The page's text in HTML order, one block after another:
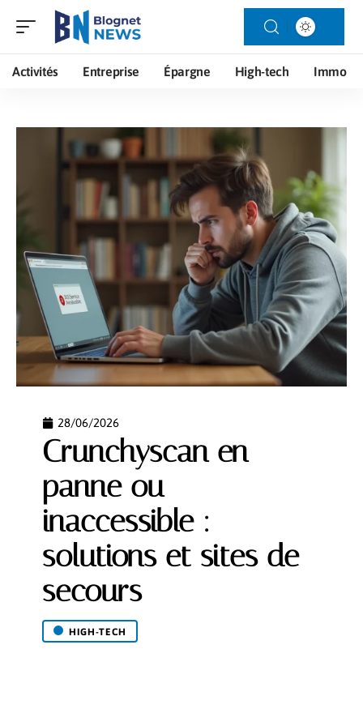
Activités Entreprise Épargne High-tech Immo
28/06/2026
Crunchyscan en
panne ou
inaccessible :
solutions et sites de
secours
HIGH-TECH